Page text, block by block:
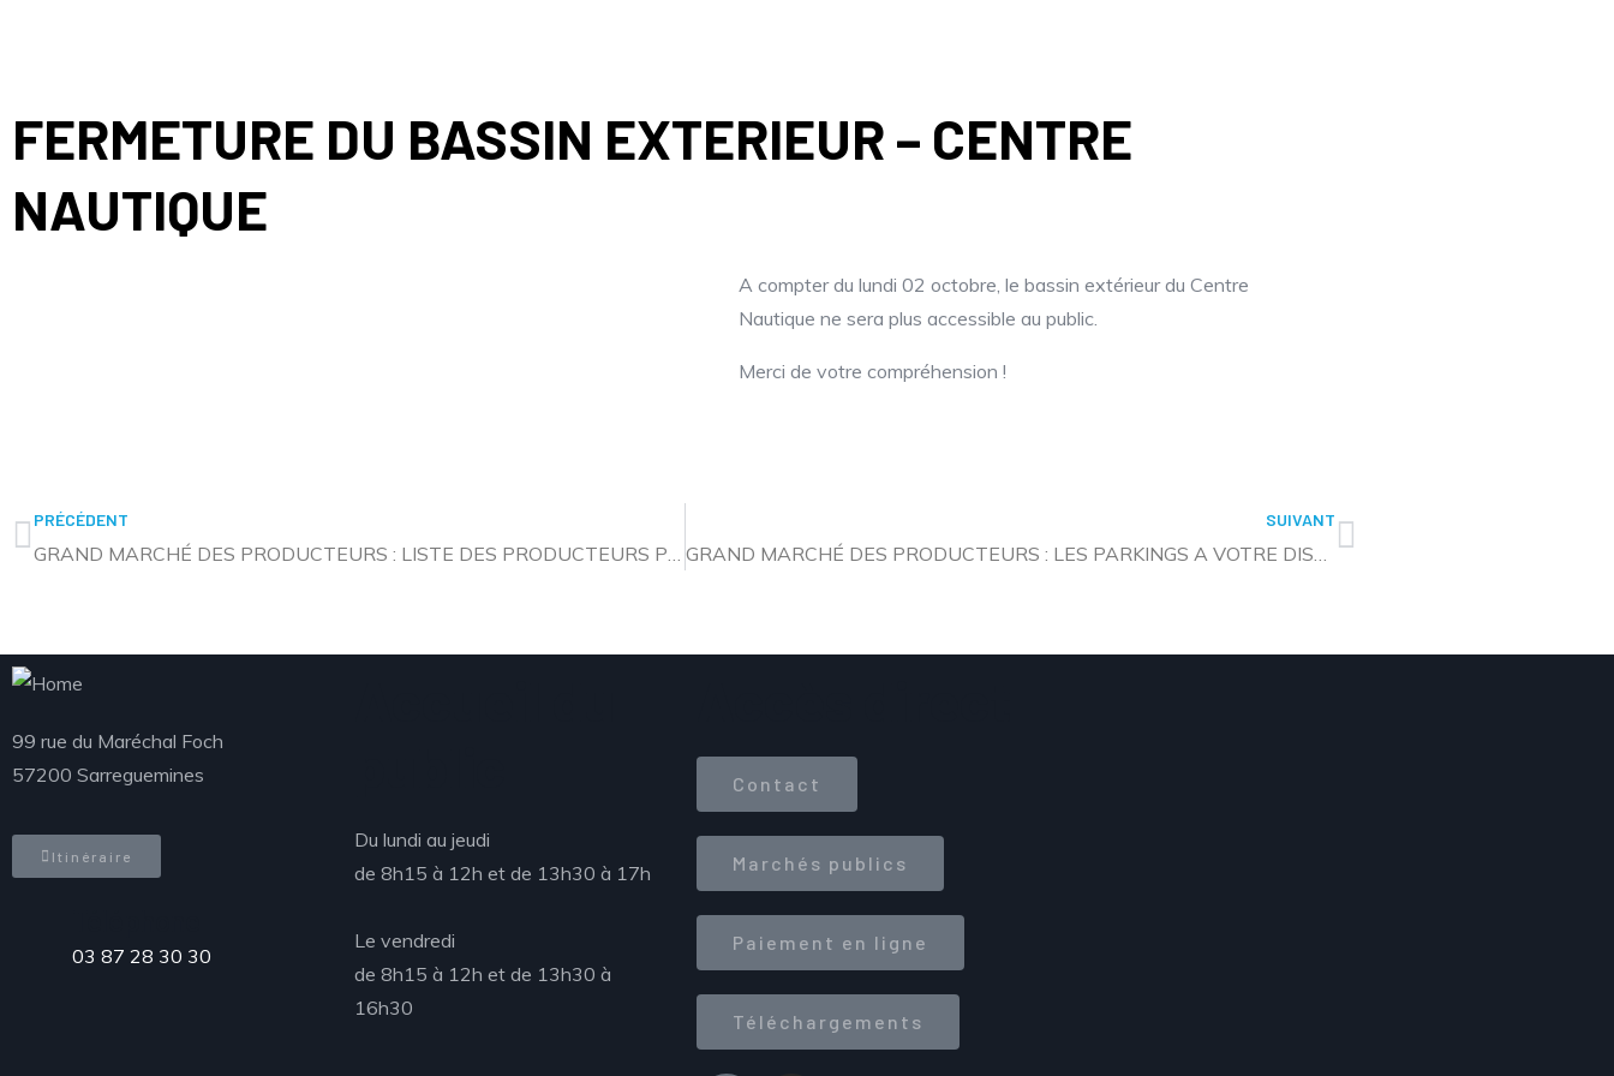
FERMETURE DU BASSIN EXTERIEUR – CENTRE
NAUTIQUE
A compter du lundi 02 octobre, le bassin extérieur du Centre
Nautique ne sera plus accessible au public.
Merci de votre compréhension !
PRÉCÉDENT
GRAND MARCHÉ DES PRODUCTEURS : LISTE DES PRODUCTEURS PRÉSENTS
SUIVANT
GRAND MARCHÉ DES PRODUCTEURS : LES PARKINGS A VOTRE DISPOSITION
99 rue du Maréchal Foch
57200 Sarreguemines
Itinéraire
03 87 28 30 30
Du lundi au jeudi
de 8h15 à 12h et de 13h30 à 17h
Le vendredi
de 8h15 à 12h et de 13h30 à
16h30
Contact
Marchés publics
Paiement en ligne
Téléchargements